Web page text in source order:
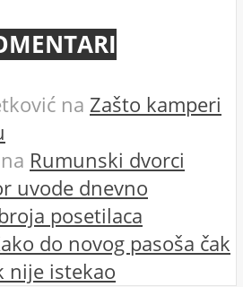
na Zašto kamperi
na Rumunski dvorci
uvode dnevno
posetilaca
do novog pasoša čak
nije istekao